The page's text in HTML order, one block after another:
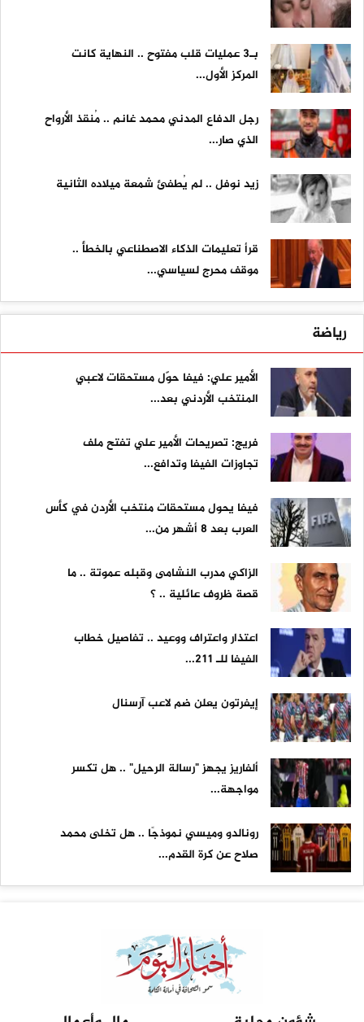
بـ3 عمليات قلب مفتوح .. النهاية كانت
المركز الأول...
رجل الدفاع المدني محمد غانم .. مُنقذ الأرواح
الذي صار...
زيد نوفل .. لم يُطفئ شمعة ميلاده الثانية
قرأ تعليمات الذكاء الاصطناعي بالخطأ ..
موقف محرج لسياسي...
رياضة
الأمير علي: فيفا حوّل مستحقات لاعبي
المنتخب الأردني بعد...
فريج: تصريحات الأمير علي تفتح ملف
تجاوزات الفيفا وتدافع...
فيفا يحول مستحقات منتخب الأردن في كأس
العرب بعد 8 أشهر من...
الزاكي مدرب النشامى وقبله عموتة .. ما
قصة ظروف عائلية .. ؟
اعتذار واعتراف ووعيد .. تفاصيل خطاب
الفيفا للـ 211...
إيفرتون يعلن ضم لاعب آرسنال
ألفاريز يجهز "رسالة الرحيل" .. هل تكسر
مواجهة...
رونالدو وميسي نموذجًا .. هل تخلى محمد
صلاح عن كرة القدم...